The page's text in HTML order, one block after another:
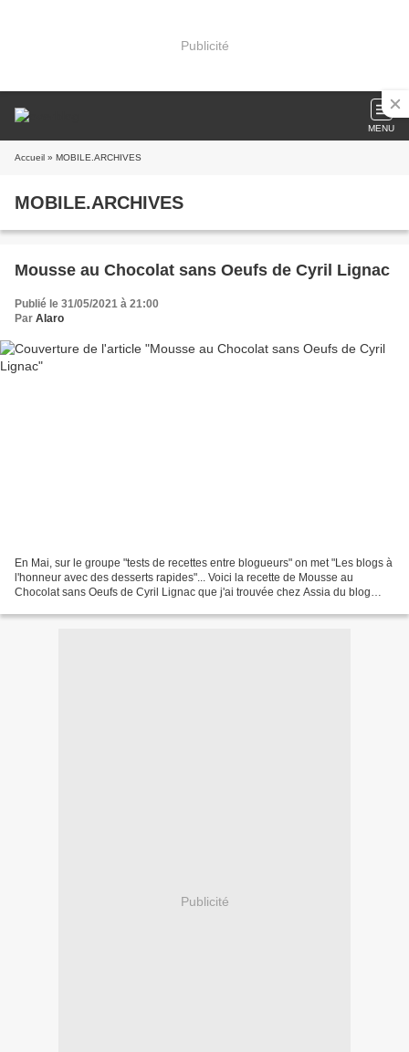
Publicité
MENU
Accueil » MOBILE.ARCHIVES
MOBILE.ARCHIVES
Mousse au Chocolat sans Oeufs de Cyril Lignac
Publié le 31/05/2021 à 21:00
Par Alaro
En Mai, sur le groupe "tests de recettes entre blogueurs" on met "Les blogs à
l'honneur avec des desserts rapides"... Voici la recette de Mousse au
Chocolat sans Oeufs de Cyril Lignac que j'ai trouvée chez Assia du blog
Publicité